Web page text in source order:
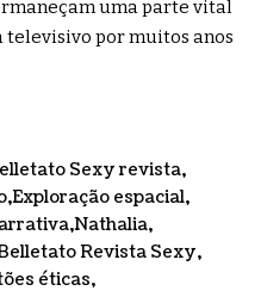
uma parte vital
televisivo por muitos anos
Sexy revista
Exploração espacial
Nathalia
Revista Sexy
éticas